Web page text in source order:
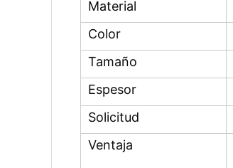
Material
Color
Tamaño
Espesor
Solicitud
Ventaja